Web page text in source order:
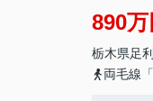
890万
栃木県足
両毛線